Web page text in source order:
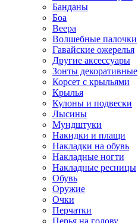
Банданы
Боа
Веера
Волшебные палочки
Гавайские ожерелья
Другие аксессуары
Зонты декоративные
Корсет с крыльями
Крылья
Кулоны и подвески
Лысины
Мундштуки
Накидки и плащи
Накладки на обувь
Накладные ногти
Накладные ресницы
Обувь
Оружие
Очки
Перчатки
Перья на голову